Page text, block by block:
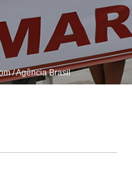
/ Agência Brasil